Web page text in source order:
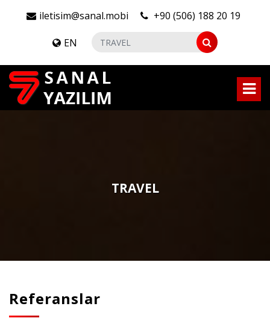
iletisim@sanal.mobi +90 (506) 188 20 19
EN
TRAVEL
Referanslar